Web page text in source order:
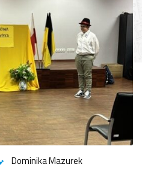
Dominika Mazurek